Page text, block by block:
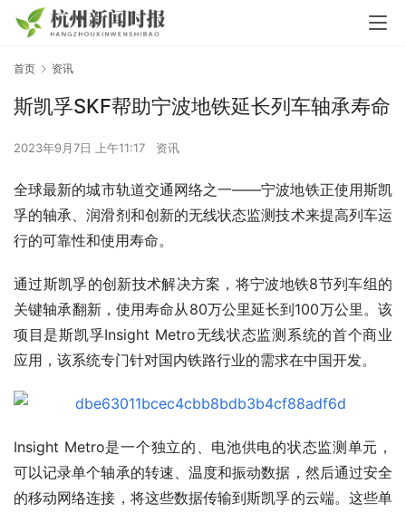
首页 资讯
斯凯孚SKF帮助宁波地铁延长列车轴承寿命
2023年9月7日 上午11:17 资讯
全球最新的城市轨道交通网络之一——宁波地铁正使用斯凯
孚的轴承、润滑剂和创新的无线状态监测技术来提高列车运
行的可靠性和使用寿命。
通过斯凯孚的创新技术解决方案，将宁波地铁8节列车组的
关键轴承翻新，使用寿命从80万公里延长到100万公里。该
项目是斯凯孚Insight Metro无线状态监测系统的首个商业
应用，该系统专门针对国内铁路行业的需求在中国开发。
Insight Metro是一个独立的、电池供电的状态监测单元，
可以记录单个轴承的转速、温度和振动数据，然后通过安全
的移动网络连接，将这些数据传输到斯凯孚的云端。这些单